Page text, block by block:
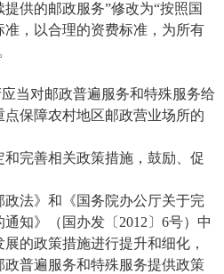
供的邮政服务”修改为“按照国
，以合理的资费标准，为所有
对邮政普遍服务和特殊服务给
保障农村地区邮政营业场所的
完善相关政策措施，鼓励、促
法》和《国务院办公厅关于完
知》（国办发〔2012〕6号）中
的政策措施进行提升和细化，
普遍服务和特殊服务提供政策